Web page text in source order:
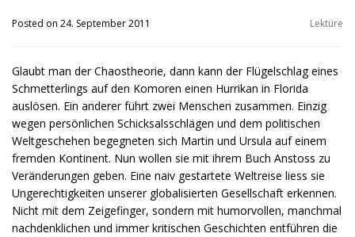
Posted on 24. September 2011 Lektüre
Glaubt man der Chaostheorie, dann kann der Flügelschlag eines
Schmetterlings auf den Komoren einen Hurrikan in Florida
auslösen. Ein anderer führt zwei Menschen zusammen. Einzig
wegen persönlichen Schicksalsschlägen und dem politischen
Weltgeschehen begegneten sich Martin und Ursula auf einem
fremden Kontinent. Nun wollen sie mit ihrem Buch Anstoss zu
Veränderungen geben. Eine naiv gestartete Weltreise liess sie
Ungerechtigkeiten unserer globalisierten Gesellschaft erkennen.
Nicht mit dem Zeigefinger, sondern mit humorvollen, manchmal
nachdenklichen und immer kritischen Geschichten entführen die